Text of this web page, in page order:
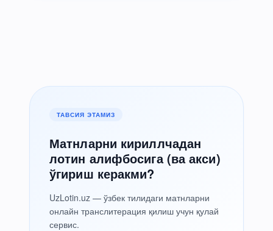
ТАВСИЯ ЭТАМИЗ
Матнларни кириллчадан
лотин алифбосига (ва акси)
ўгириш керакми?
UzLotin.uz — ўзбек тилидаги матнларни
онлайн транслитерация қилиш учун қулай
сервис.